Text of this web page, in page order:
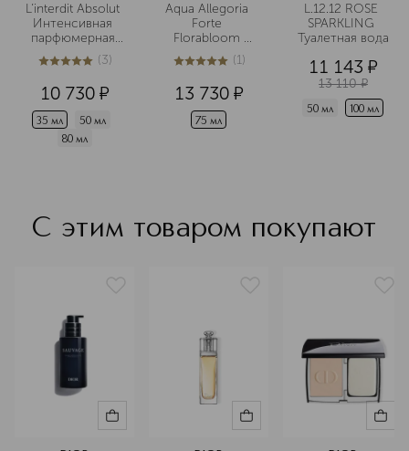
L’interdit Absolut
Интенсивная
парфюмерная
вода
5из 53 (3)
10 730 ¤
35 мл
50 мл
80 мл
Aqua Allegoria
Forte
Florabloom
Парфюмерная
вода
5из 51 (1)
13 730 ¤
75 мл
L.12.12 ROSE
SPARKLING
Туалетная вода
11 143 ¤
13 110 ¤
50 мл 100 мл
С этим товаром покупают